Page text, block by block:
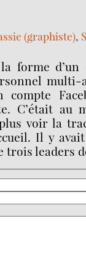
(graphiste),
forme d’un
multi-
compte
C’était au
voir la
Il y
trois leaders